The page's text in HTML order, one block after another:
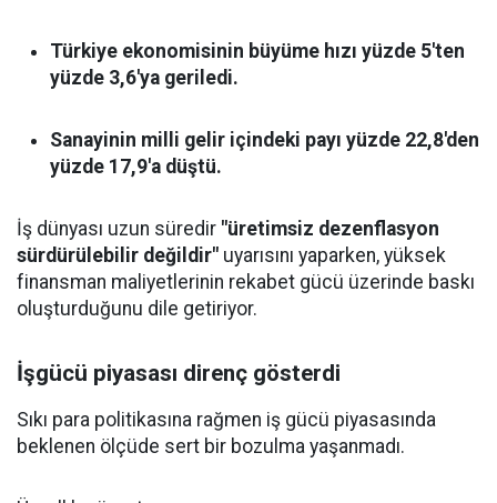
Türkiye ekonomisinin büyüme hızı yüzde 5'ten
yüzde 3,6'ya geriledi.
Sanayinin milli gelir içindeki payı yüzde 22,8'den
yüzde 17,9'a düştü.
İş dünyası uzun süredir "üretimsiz dezenflasyon
sürdürülebilir değildir" uyarısını yaparken, yüksek
finansman maliyetlerinin rekabet gücü üzerinde baskı
oluşturduğunu dile getiriyor.
İşgücü piyasası direnç gösterdi
Sıkı para politikasına rağmen iş gücü piyasasında
beklenen ölçüde sert bir bozulma yaşanmadı.